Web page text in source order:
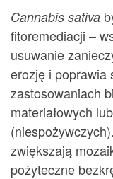
Cannabis sativa
fitoremediacji –
usuwanie
erozję i poprawia
zastosowaniach
materiałowych
zwiększają
pożyteczne